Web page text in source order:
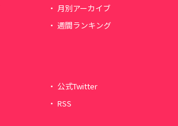
月別アーカイブ
週間ランキング
公式Twitter
RSS